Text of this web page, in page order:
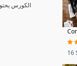
الكورس
16